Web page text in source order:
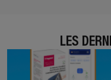
LES